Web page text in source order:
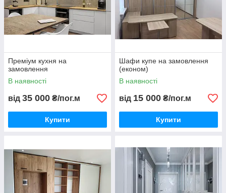
Преміум кухня на
замовлення
В наявності
від 35 000 ₴/пог.м
Купити
Шафи купе на замовлення
(економ)
В наявності
від 15 000 ₴/пог.м
Купити